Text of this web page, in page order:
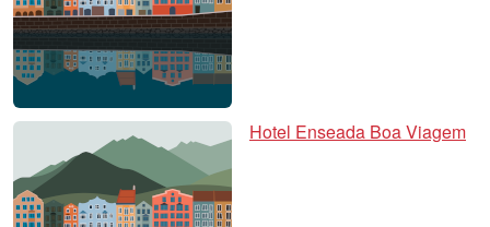
Hotel Enseada Boa Viagem